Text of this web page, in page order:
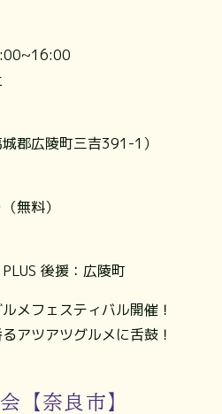
郡広陵町三吉391-1）
無料）
後援：広陵町
メフェスティバル開催！
アツアツグルメに舌鼓！
【奈良市】